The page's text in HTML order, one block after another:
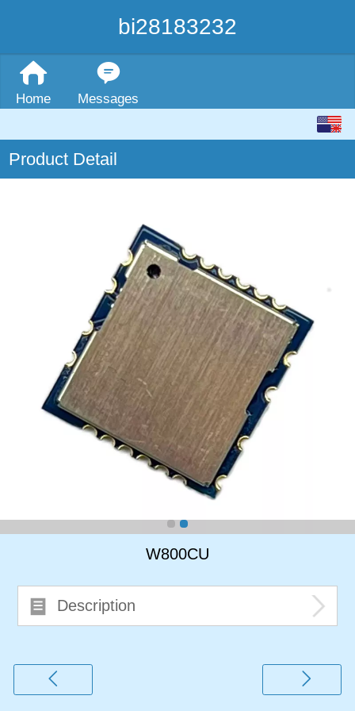
bi28183232
Home Messages
Product Detail
W800CU
Description